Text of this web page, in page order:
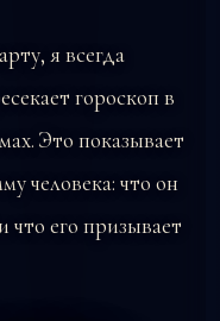
я всегда
гороскоп в
Это показывает
человека: что он
его призывает